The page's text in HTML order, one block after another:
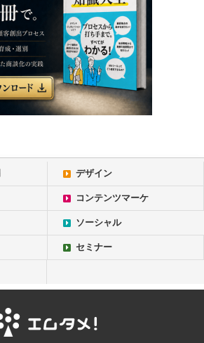
デザイン
コンテンツマーケ
ソーシャル
セミナー